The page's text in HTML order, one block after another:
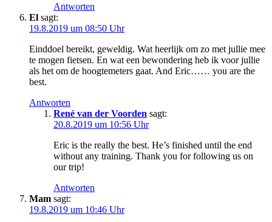
Antworten
El sagt:
19.8.2019 um 08:50 Uhr
Einddoel bereikt, geweldig. Wat heerlijk om zo met jullie mee
te mogen fietsen. En wat een bewondering heb ik voor jullie
als het om de hoogtemeters gaat. And Eric…… you are the
best.
Antworten
René van der Voorden sagt:
20.8.2019 um 10:56 Uhr
Eric is the really the best. He’s finished until the end
without any training. Thank you for following us on
our trip!
Antworten
Mam sagt:
19.8.2019 um 10:46 Uhr